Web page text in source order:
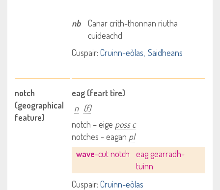
nb
Canar crith-thonnan riutha
cuideachd
Cuspair: Cruinn-eòlas Saidheans
notch
(geographical
feature)
eag (feart tìre)
n (f)
notch – eige poss c
notches - eagan pl
wave-cut notch
eag gearradh-
tuinn
Cuspair: Cruinn-eòlas